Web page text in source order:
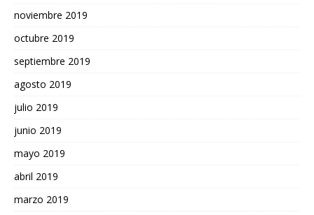
noviembre 2019
octubre 2019
septiembre 2019
agosto 2019
julio 2019
junio 2019
mayo 2019
abril 2019
marzo 2019